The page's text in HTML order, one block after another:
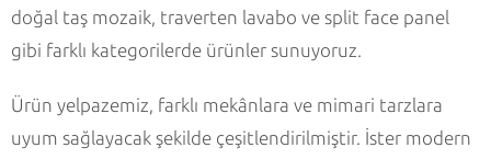
doğal taş mozaik, traverten lavabo ve split face panel
gibi farklı kategorilerde ürünler sunuyoruz.
Ürün yelpazemiz, farklı mekânlara ve mimari tarzlara
uyum sağlayacak şekilde çeşitlendirilmiştir. İster modern